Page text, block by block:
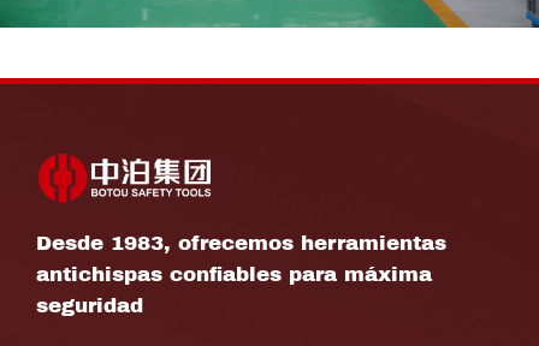
Desde 1983, ofrecemos herramientas
antichispas confiables para máxima
seguridad